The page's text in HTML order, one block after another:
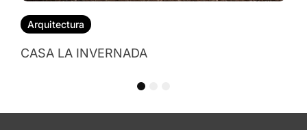
Arquitectura
CASA LA INVERNADA